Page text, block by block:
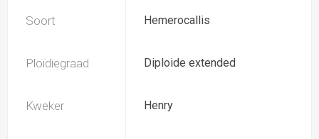
Soort Hemerocallis
Ploïdiegraad Diploide extended
Kweker Henry